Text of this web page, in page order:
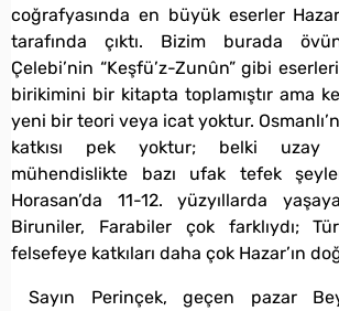
coğrafyasında en büyük eserler
tarafında çıktı. Bizim burada
Çelebi’nin “Keşfü’z-Zunûn” gibi
birikimini bir kitapta toplamıştır ama
yeni bir teori veya icat yoktur.
katkısı pek yoktur; belki uzay
mühendislikte bazı ufak tefek
Horasan’da 11-12. yüzyıllarda
Biruniler, Farabiler çok farklıydı;
felsefeye katkıları daha çok Hazar’ın
Sayın Perinçek, geçen pazar